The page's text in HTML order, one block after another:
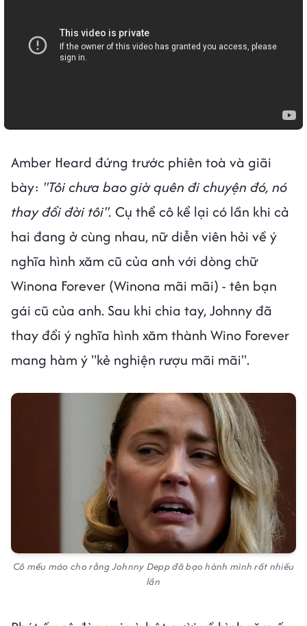
Amber Heard đứng trước phiên toà và giãi
bày: "Tôi chưa bao giờ quên đi chuyện đó, nó
thay đổi đời tôi". Cụ thể cô kể lại có lần khi cả
hai đang ở cùng nhau, nữ diễn viên hỏi về ý
nghĩa hình xăm cũ của anh với dòng chữ
Winona Forever (Winona mãi mãi) - tên bạn
gái cũ của anh. Sau khi chia tay, Johnny đã
thay đổi ý nghĩa hình xăm thành Wino Forever
mang hàm ý "kẻ nghiện rượu mãi mãi".
Cô mếu máo cho rằng Johnny Depp đã bạo hành mình rất nhiều
lần